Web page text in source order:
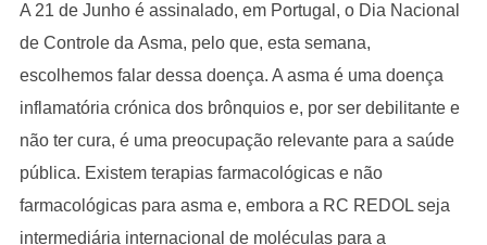
A 21 de Junho é assinalado, em Portugal, o Dia Nacional
de Controle da Asma, pelo que, esta semana,
escolhemos falar dessa doença. A asma é uma doença
inflamatória crónica dos brônquios e, por ser debilitante e
não ter cura, é uma preocupação relevante para a saúde
pública. Existem terapias farmacológicas e não
farmacológicas para asma e, embora a RC REDOL seja
intermediária internacional de moléculas para a